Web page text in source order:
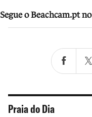
Segue o Beachcam.pt no
Praia do Dia